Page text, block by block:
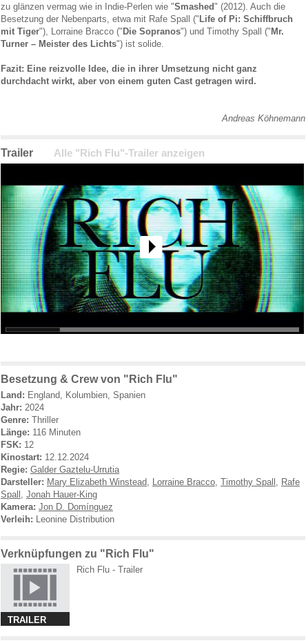
zu glänzen vermag wie in Indie-Perlen wie "Smashed" (2012). Auch die
Besetzung der Nebenparts, etwa mit Rafe Spall (" Life of Pi: Schiffbruch
mit Tiger"), Lorraine Bracco (" Die Sopranos") und Timothy Spall (" Mr.
Turner – Meister des Lichts") ist solide.
Fazit: Eine reizvolle Idee, die in ihrer Umsetzung nicht ganz
durchdacht wirkt, aber von einem guten Cast getragen wird.
Andreas Köhnemann
Trailer Alle "Rich Flu"-Trailer anzeigen
Besetzung & Crew von "Rich Flu"
Land: England, Kolumbien, Spanien
Jahr: 2024
Genre: Thriller
Länge: 116 Minuten
FSK: 12
Kinostart: 12.12.2024
Regie: Galder Gaztelu-Urrutia
Darsteller: Mary Elizabeth Winstead, Lorraine Bracco, Timothy Spall , Rafe
Spall , Jonah Hauer-King
Kamera: Jon D. Domínguez
Verleih: Leonine Distribution
Verknüpfungen zu "Rich Flu"
TRAILER
Rich Flu - Trailer